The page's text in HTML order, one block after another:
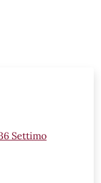
Settimo